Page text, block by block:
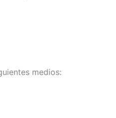
medios: